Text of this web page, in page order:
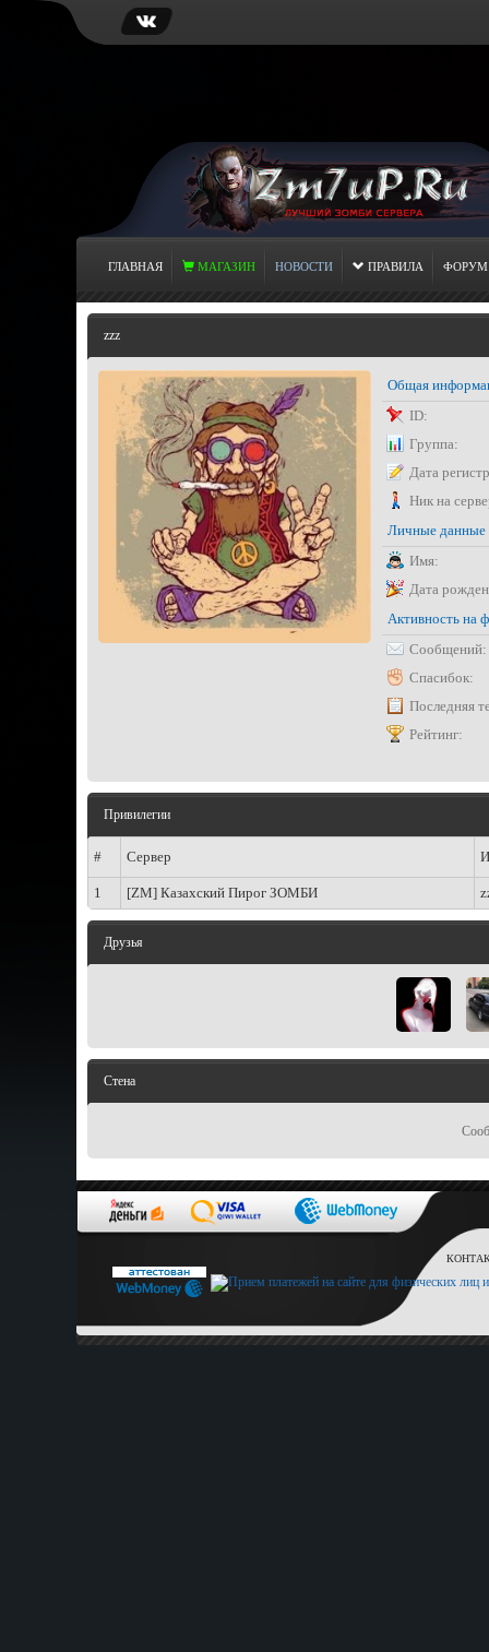
ГЛАВНАЯ МАГАЗИН НОВОСТИ ПРАВИЛА ФОРУМ
zzz
Общая
ID:
Группа:
Дата
Ник на
Личные данные
Имя:
Дата
Активность на
Сообщений:
Спасибок:
Последняя
Рейтинг:
Привилегии
# Сервер
1 [ZM] Казахский Пирог ЗОМБИ
Друзья
Стена